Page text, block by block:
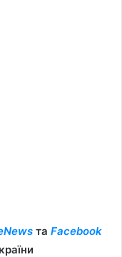
та Facebook